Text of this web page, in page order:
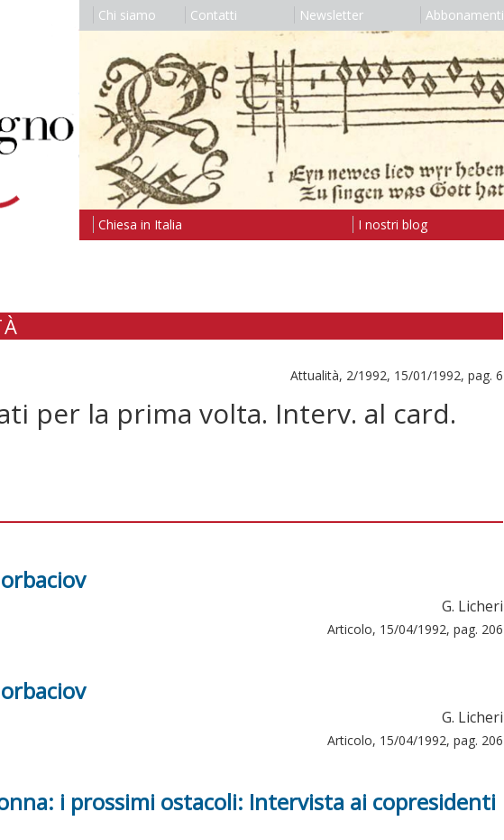
Chi siamo Contatti Newsletter Abbonamenti
Chiesa in Italia I nostri blog
Attualità, 2/1992, 15/01/1992, pag. 6
per la prima volta. Interv. al card.
G. Licheri
Articolo, 15/04/1992, pag. 206
G. Licheri
Articolo, 15/04/1992, pag. 206
i prossimi ostacoli: Intervista ai copresidenti